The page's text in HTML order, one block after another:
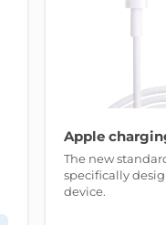
Apple
The new
specifically
device.